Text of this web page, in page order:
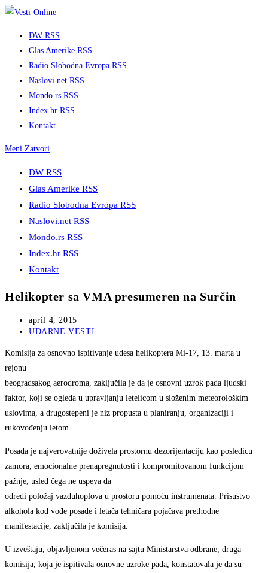
Skip
DW RSS
Glas Amerike RSS
Radio Slobodna Evropa RSS
Naslovi.net RSS
Mondo.rs RSS
Index.hr RSS
Kontakt
Meni Zatvori
DW RSS
Glas Amerike RSS
Radio Slobodna Evropa RSS
Naslovi.net RSS
Mondo.rs RSS
Index.hr RSS
Kontakt
Helikopter sa VMA presumeren na Surčin
Post
published:
april 4, 2015
Post
UDARNE VESTI
Komisija za osnovno ispitivanje udesa helikoptera Mi-17, 13. marta u
rejonu
beogradsakog aerodroma, zaključila je da je osnovni uzrok pada ljudski
faktor, koji se ogleda u upravljanju letelicom u složenim meteorološkim
uslovima, a drugostepeni je niz propusta u planiranju, organizaciji i
rukovođenju letom.
Posada je najverovatnije doživela prostornu dezorijentaciju kao posledicu
zamora, emocionalne prenapregnutosti i kompromitovanom funkcijom
pažnje, usled čega ne uspeva da
odredi položaj vazduhoplova u prostoru pomoću instrumenata. Prisustvo
alkohola kod vođe posade i letača tehničara pojačava prethodne
manifestacije, zaključila je komisija.
U izveštaju, objavljenom večeras na sajtu Ministarstva odbrane, druga
komisija, koja je ispitivala osnovne uzroke pada, konstatovala je da su